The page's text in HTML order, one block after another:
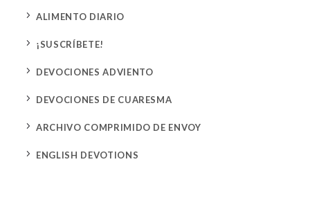
5 ALIMENTO DIARIO
5 ¡SUSCRÍBETE!
5 DEVOCIONES ADVIENTO
5 DEVOCIONES DE CUARESMA
5 ARCHIVO COMPRIMIDO DE ENVOY
5 ENGLISH DEVOTIONS